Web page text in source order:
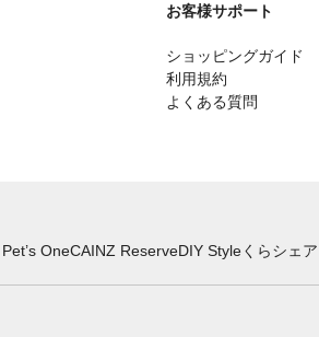
お客様サポート
ショッピングガイド
利用規約
よくある質問
Pet’s OneCAINZ ReserveDIY Styleくらシェア